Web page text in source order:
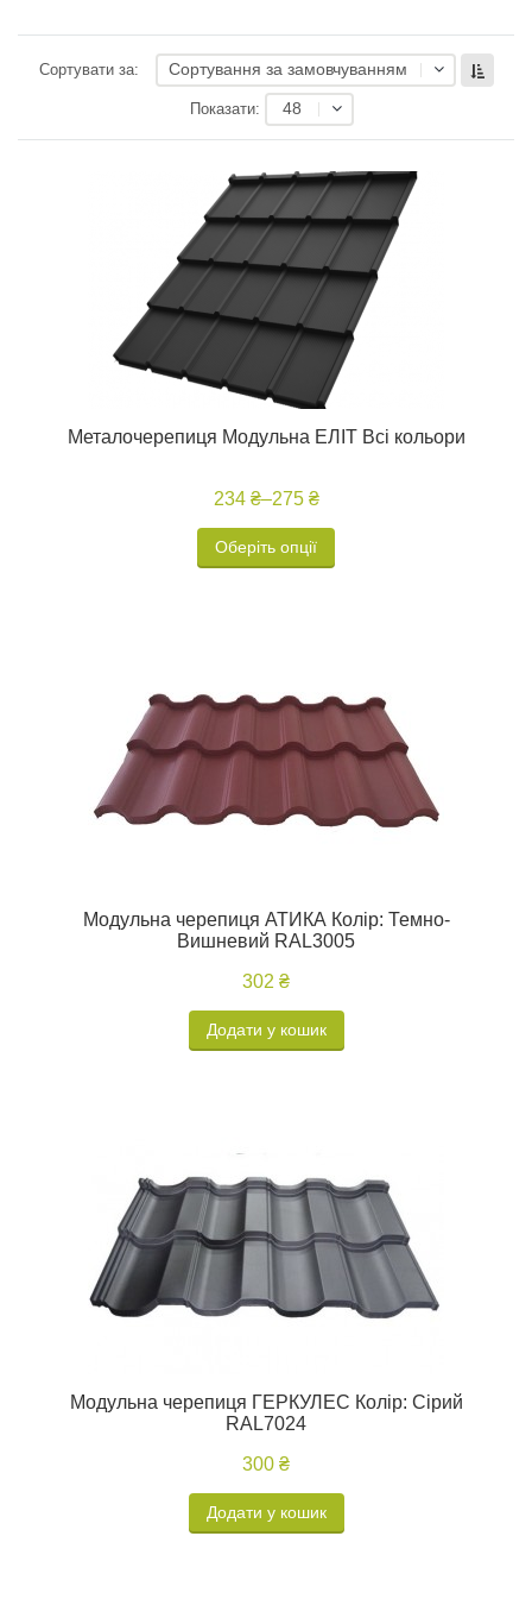
Сортувати за: Сортування за замовчуванням
Показати: 48
Металочерепиця Модульна ЕЛІТ Всі кольори
234 ₴–275 ₴
Оберіть опції
Модульна черепиця АТИКА Колір: Темно-
Вишневий RAL3005
302 ₴
Додати у кошик
Модульна черепиця ГЕРКУЛЕС Колір: Сірий
RAL7024
300 ₴
Додати у кошик